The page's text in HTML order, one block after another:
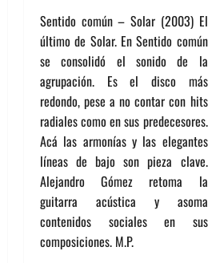
Sentido común – Solar (2003) El
último de Solar. En Sentido común
se consolidó el sonido de la
agrupación. Es el disco más
redondo, pese a no contar con hits
radiales como en sus predecesores.
Acá las armonías y las elegantes
líneas de bajo son pieza clave.
Alejandro Gómez retoma la
guitarra acústica y asoma
contenidos sociales en sus
composiciones. M.P.